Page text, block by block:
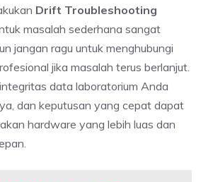
Drift Troubleshooting
masalah sederhana sangat
jangan ragu untuk menghubungi
jika masalah terus berlanjut.
data laboratorium Anda
dan keputusan yang cepat dapat
hardware yang lebih luas dan